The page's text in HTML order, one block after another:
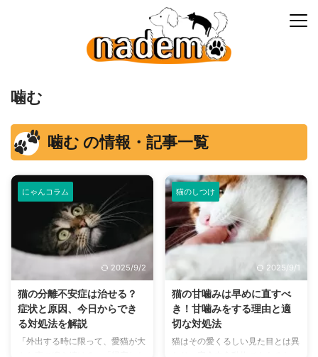
噛む
噛む の情報・記事一覧
にゃんコラム
2025/9/2
猫の分離不安症は治せる？
症状と原因、今日からでき
る対処法を解説
「外出する時に限って、愛猫が大
猫のしつけ
2025/9/1
猫の甘噛みは早めに直すべ
き！甘噛みをする理由と適
切な対処法
猫はその愛くるしい見た目とは異